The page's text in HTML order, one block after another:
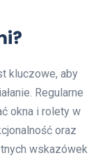
kluczowe, aby
Regularne
okna i rolety w
oraz
wskazówek